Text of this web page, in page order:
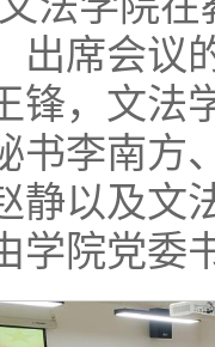
出席会议
锋，文法
书李南方
静以及文
学院党委